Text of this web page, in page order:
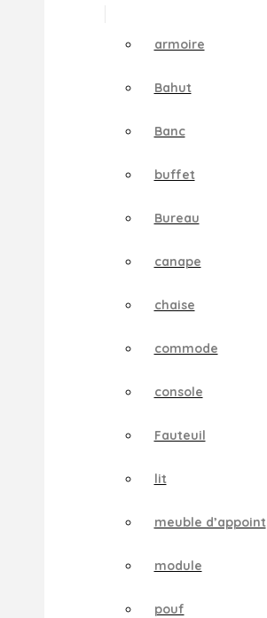
armoire
Bahut
Banc
buffet
Bureau
canape
chaise
commode
console
Fauteuil
lit
meuble d’appoint
module
pouf